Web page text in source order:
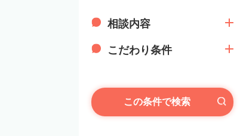
相談内容
こだわり条件
この条件で検索